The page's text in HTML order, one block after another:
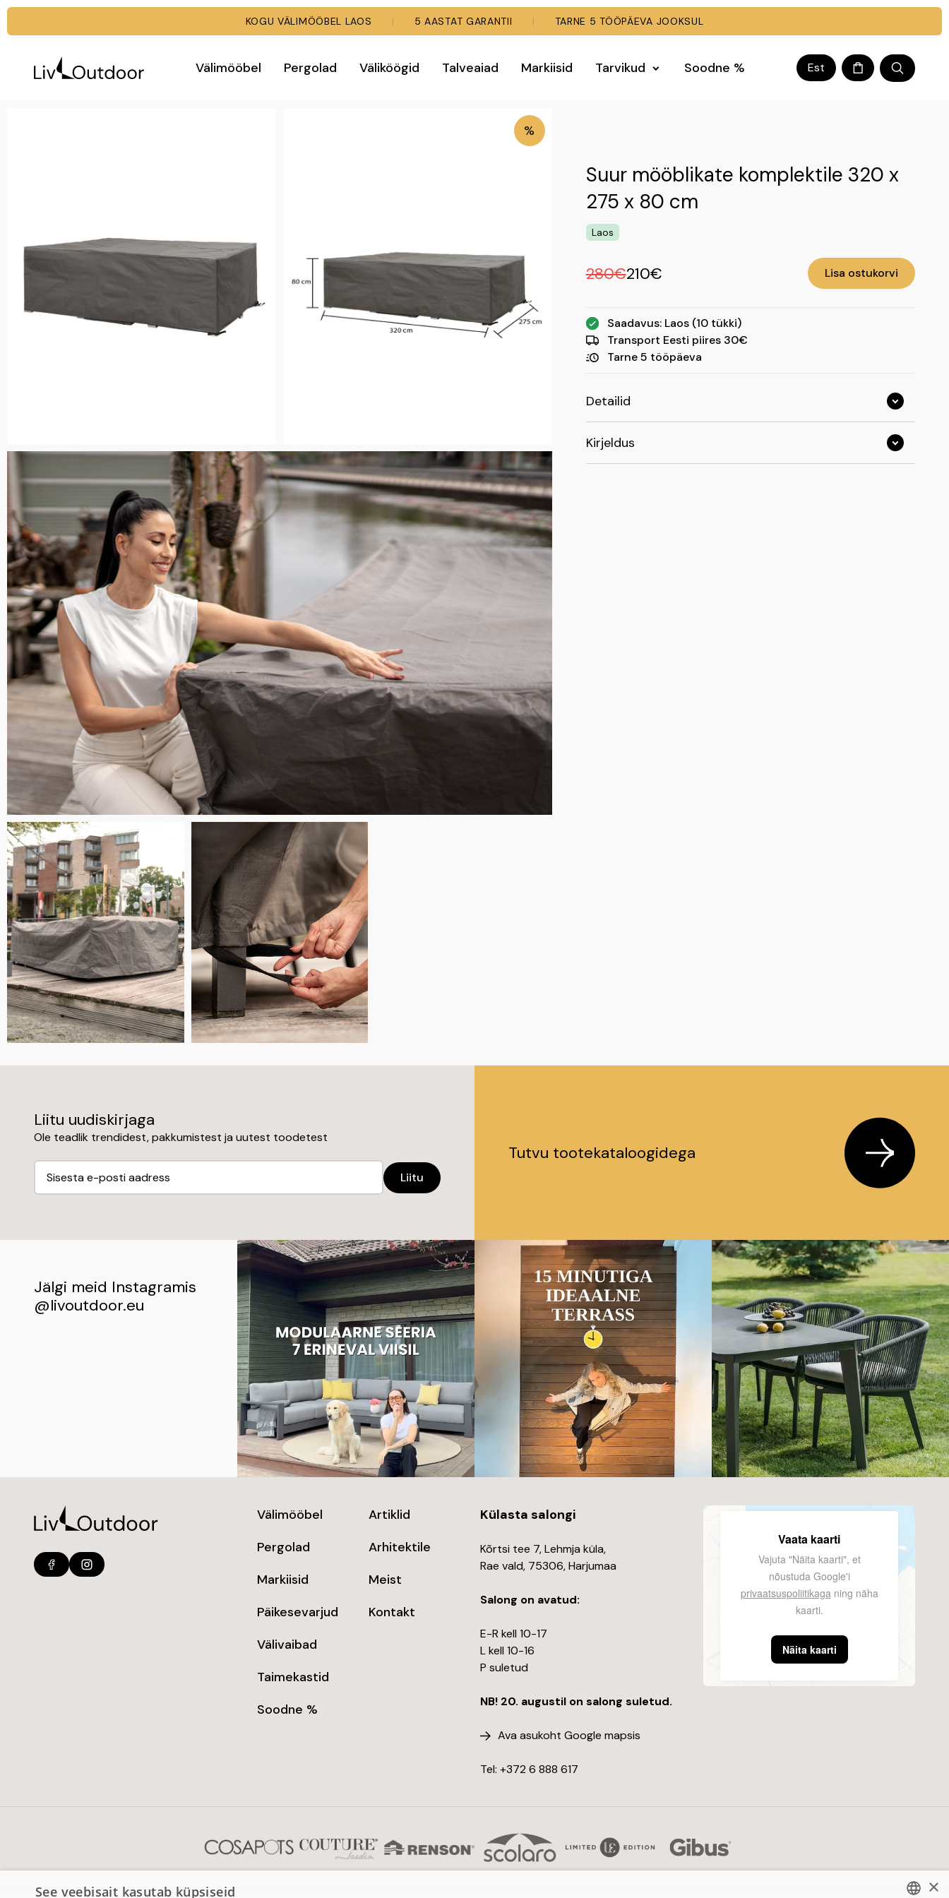
KOGU VÄLIMÖÖBEL LAOS | 5 AASTAT GARANTII | TARNE 5 TÖÖPÄEVA JOOKSUL
Välimööbel Pergolad Väliköögid Talveaiad Markiisid Tarvikud Soodne % Est
%
Suur mööblikate komplektile 320 x
275 x 80 cm
Laos
280€210€ Lisa ostukorvi
Saadavus: Laos (10 tükki)
Transport Eesti piires 30€
Tarne 5 tööpäeva
Detailid
Värv: tumehall
Kirjeldus
Liitu uudiskirjaga
Ole teadlik trendidest, pakkumistest ja uutest toodetest
Tutvu tootekataloogidega
Jälgi meid Instagramis
@livoutdoor.eu
Välimööbel
Pergolad
Markiisid
Päikesevarjud
Välivaibad
Taimekastid
Soodne %
Artiklid
Arhitektile
Meist
Kontakt
Külasta salongi
Kõrtsi tee 7, Lehmja küla,
Rae vald, 75306, Harjumaa
Salong on avatud:
E-R kell 10-17
L kell 10-16
P suletud
NB! 20. augustil on salong suletud.
Ava asukoht Google mapsis
Tel: +372 6 888 617
Vaata kaarti
Vajuta "Näita kaarti", et
nõustuda Google'i
privaatsuspoliitikaganing näha
kaarti.
Näita kaarti
×
See veebisait kasutab küpsiseid